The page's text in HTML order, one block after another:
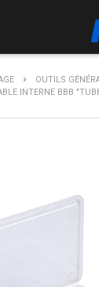
OUTILS
INTERNE BBB